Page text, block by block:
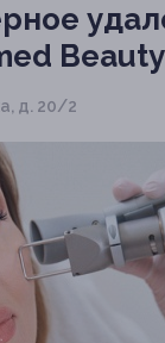
д. 20/2